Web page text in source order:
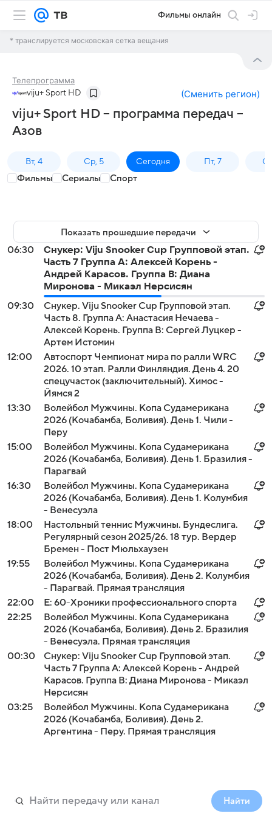
Фильмы онлайн
* транслируется московская сетка вещания
Телепрограмма
viju+ Sport HD (Сменить регион)
viju+ Sport HD – программа передач –
Азов
Вт, 4 Ср, 5 Сегодня Пт, 7
Фильмы Сериалы Спорт
Показать прошедшие передачи
06:30
Снукер: Viju Snooker Cup Групповой этап.
Часть 7 Группа A: Алексей Корень -
Андрей Карасов. Группа B: Диана
Миронова - Микаэл Нерсисян
09:30
Снукер. Viju Snooker Cup Групповой этап.
Часть 8. Группа A: Анастасия Нечаева -
Алексей Корень. Группа B: Сергей Луцкер -
Артем Истомин
12:00
Автоспорт Чемпионат мира по ралли WRC
2026. 10 этап. Ралли Финляндия. День 4. 20
спецучасток (заключительный). Химос -
Йямся 2
13:30
Волейбол Мужчины. Копа Судамерикана
2026 (Кочабамба, Боливия). День 1. Чили -
Перу
15:00
Волейбол Мужчины. Копа Судамерикана
2026 (Кочабамба, Боливия). День 1. Бразилия -
Парагвай
16:30
Волейбол Мужчины. Копа Судамерикана
2026 (Кочабамба, Боливия). День 1. Колумбия
- Венесуэла
18:00
Настольный теннис Мужчины. Бундеслига.
Регулярный сезон 2025/26. 18 тур. Вердер
Бремен - Пост Мюльхаузен
19:55
Волейбол Мужчины. Копа Судамерикана
2026 (Кочабамба, Боливия). День 2. Колумбия
- Парагвай. Прямая трансляция
22:00
Е: 60-Хроники профессионального спорта
22:25
Волейбол Мужчины. Копа Судамерикана
2026 (Кочабамба, Боливия). День 2. Бразилия
- Венесуэла. Прямая трансляция
00:30
Снукер: Viju Snooker Cup Групповой этап.
Часть 7 Группа A: Алексей Корень - Андрей
Карасов. Группа B: Диана Миронова - Микаэл
Нерсисян
03:25
Волейбол Мужчины. Копа Судамерикана
2026 (Кочабамба, Боливия). День 2.
Аргентина - Перу. Прямая трансляция
Найти